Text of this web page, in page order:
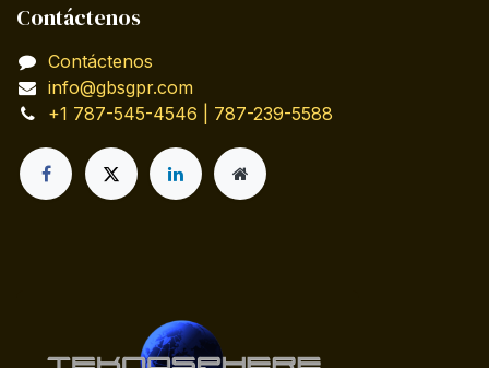
Contáctenos
Contáctenos
info@gbsgpr.com
+1 787-545-4546 | 787-239-5588